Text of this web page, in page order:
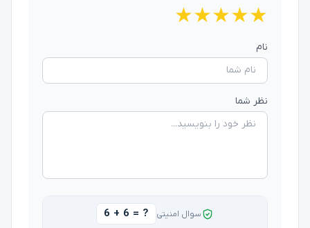
★
★
★
★
★
نام
نظر شما
سوال امنیتی 6 + 6 = ?